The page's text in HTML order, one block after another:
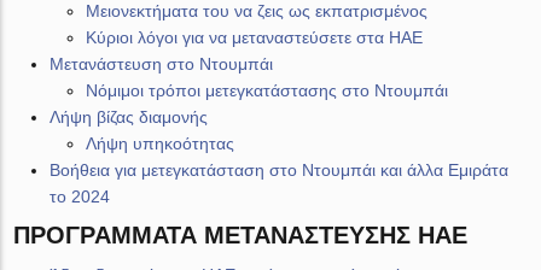
Μειονεκτήματα του να ζεις ως εκπατρισμένος
Κύριοι λόγοι για να μεταναστεύσετε στα ΗΑΕ
Μετανάστευση στο Ντουμπάι
Νόμιμοι τρόποι μετεγκατάστασης στο Ντουμπάι
Λήψη βίζας διαμονής
Λήψη υπηκοότητας
Βοήθεια για μετεγκατάσταση στο Ντουμπάι και άλλα Εμιράτα
το 2024
ΠΡΟΓΡΆΜΜΑΤΑ ΜΕΤΑΝΆΣΤΕΥΣΗΣ ΗΑΕ